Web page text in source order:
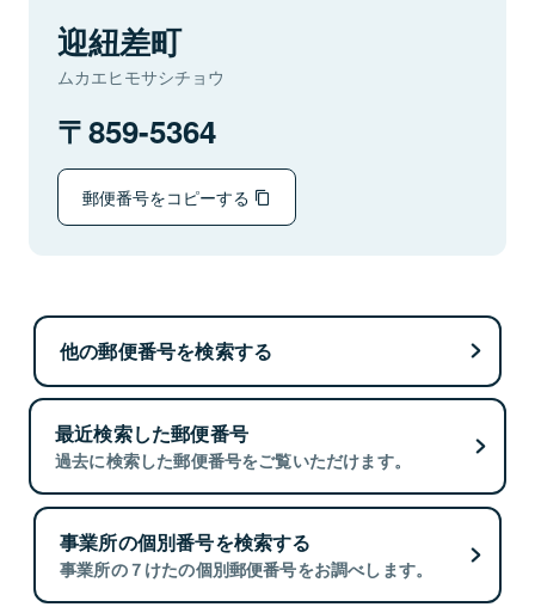
迎紐差町
ムカエヒモサシチョウ
859-5364
郵便番号をコピーする
他の郵便番号を検索する
最近検索した郵便番号
過去に検索した郵便番号をご覧いただけます。
事業所の個別番号を検索する
事業所の７けたの個別郵便番号をお調べします。